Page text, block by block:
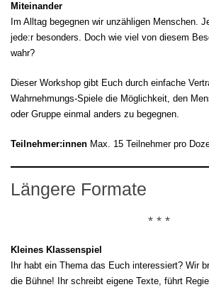
Miteinander
Im Alltag begegnen wir unzähligen Menschen.
jede:r besonders. Doch wie viel von diesem
wahr?
Dieser Workshop gibt Euch durch einfache
Wahrnehmungs-Spiele die Möglichkeit, den
oder Gruppe einmal anders zu begegnen.
Teilnehmer:innen Max. 15 Teilnehmer pro
Längere Formate
* * *
Kleines Klassenspiel
Ihr habt ein Thema das Euch interessiert? Wir
die Bühne! Ihr schreibt eigene Texte, führt